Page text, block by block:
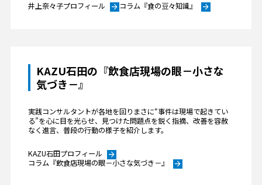
井上奈々子プロフィール arrow_forwardコラム『食の豆々知識』 arrow_forward
KAZU石田の『飲食店現場の眼－小さな
気づき－』
実践コンサルタントが各地を回りまさに“事件は現場で起きてい
る”を心に目を光らせ、見つけた問題点を鋭く指摘、改善を容赦
なく進言、普段の行動の様子を紹介します。
KAZU石田プロフィール arrow_forward
コラム『飲食店現場の眼－小さな気づき－』 arrow_forward